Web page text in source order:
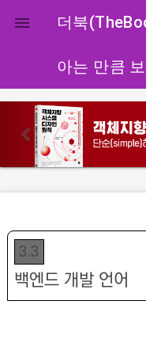
 더북
아는 만큼
p
r
u
s
3.3
백엔드 개발 언어